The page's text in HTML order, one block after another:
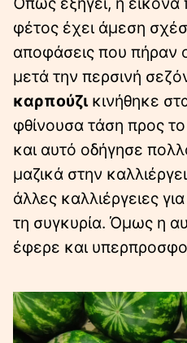
φέτος έχει άμεση
αποφάσεις που πήραν οι
μετά την περσινή
καρπούζικινήθηκε
φθίνουσα τάση προς
και αυτό οδήγησε
μαζικά στην
άλλες καλλιέργειες
τη συγκυρία. Όμως η
έφερε και